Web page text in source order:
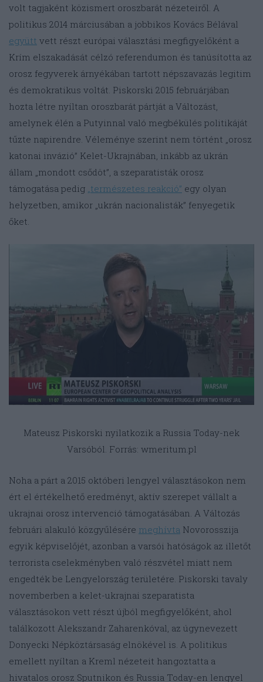
volt tagjaként közismert oroszbarát nézeteiről. A
politikus 2014 márciusában a jobbikos Kovács Bélával
együtt vett részt európai választási megfigyelőként a
Krím elszakadását célzó referendumon és tanúsította az
orosz fegyverek árnyékában tartott népszavazás legitim
és demokratikus voltát. Piskorski 2015 februárjában
hozta létre nyíltan oroszbarát pártját a Változást,
amelynek élén a Putyinnal való megbékülés politikáját
tűzte napirendre. Véleménye szerint nem történt „orosz
katonai invázió” Kelet-Ukrajnában, inkább az ukrán
állam „mondott csődöt”, a szeparatisták orosz
támogatása pedig „természetes reakció” egy olyan
helyzetben, amikor „ukrán nacionalisták” fenyegetik
őket.
Mateusz Piskorski nyilatkozik a Russia Today-nek
Varsóból. Forrás: wmeritum.pl
Noha a párt a 2015 októberi lengyel választásokon nem
ért el értékelhető eredményt, aktív szerepet vállalt a
ukrajnai orosz intervenció támogatásában. A Változás
februári alakuló közgyűlésére meghívta Novorosszija
egyik képviselőjét, azonban a varsói hatóságok az illetőt
terrorista cselekményben való részvétel miatt nem
engedték be Lengyelország területére. Piskorski tavaly
novemberben a kelet-ukrajnai szeparatista
választásokon vett részt újból megfigyelőként, ahol
találkozott Alekszandr Zaharenkóval, az úgynevezett
Donyecki Népköztársaság elnökével is. A politikus
emellett nyíltan a Kreml nézeteit hangoztatta a
hivatalos orosz Sputnikon és Russia Today-en lengyel